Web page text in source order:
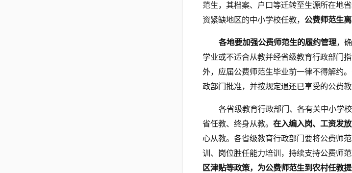
范生，其档案、户口等迁转至生源所在地
资紧缺地区的中小学校任教， 公费师范生
各地要加强公费师范生的履约管理，
学业或不适合从教并经省级教育行政部门
外，应届公费师范生毕业前一律不得解约
政部门批准，并按规定退还已享受的公费
各省级教育行政部门、各有关中小学
省任教、终身从教。 在入编入岗、工资发
心从教。各省级教育行政部门要将公费师
训、岗位胜任能力培训，持续支持公费师范
区津贴等政策，为公费师范生到农村任教